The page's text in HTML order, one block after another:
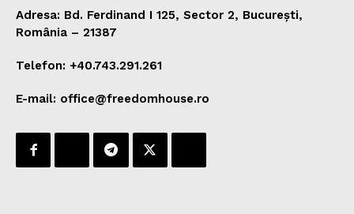
Adresa: Bd. Ferdinand I 125, Sector 2, București,
România – 21387
Telefon: +40.743.291.261
E-mail: office@freedomhouse.ro